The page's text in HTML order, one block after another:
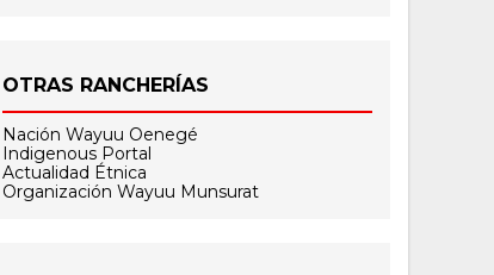
OTRAS RANCHERÍAS
Nación Wayuu Oenegé
Indigenous Portal
Actualidad Étnica
Organización Wayuu Munsurat